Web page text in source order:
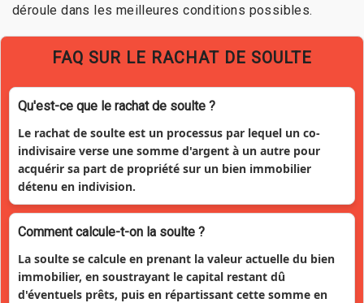
déroule dans les meilleures conditions possibles.
FAQ SUR LE RACHAT DE SOULTE
Qu'est-ce que le rachat de soulte ?
Le rachat de soulte est un processus par lequel un co-
indivisaire verse une somme d'argent à un autre pour
acquérir sa part de propriété sur un bien immobilier
détenu en indivision.
Comment calcule-t-on la soulte ?
La soulte se calcule en prenant la valeur actuelle du bien
immobilier, en soustrayant le capital restant dû
d'éventuels prêts, puis en répartissant cette somme en